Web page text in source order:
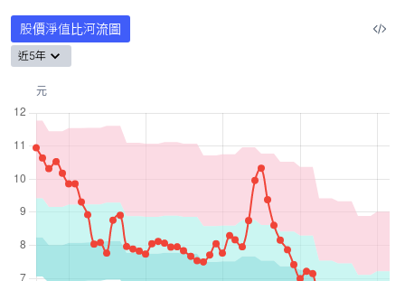
股價淨值比河流圖
近5年